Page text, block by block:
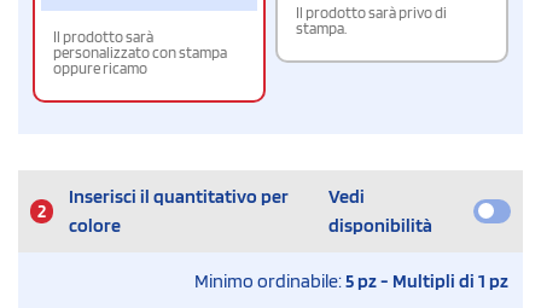
Il prodotto sarà
personalizzato con stampa
oppure ricamo
Il prodotto sarà privo di
stampa.
2
Inserisci il quantitativo per
colore
Vedi
disponibilità
Minimo ordinabile:5 pz - Multipli di 1 pz